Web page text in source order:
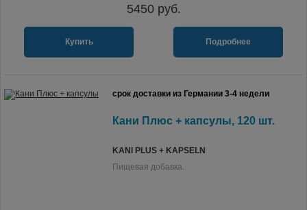
5450руб.
Купить Подробнее
срок доставки из Германии 3-4 недели
Кани Плюс + капсулы, 120 шт.
KANI PLUS + KAPSELN
Пищевая добавка.